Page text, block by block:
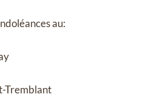
au:
Tremblant